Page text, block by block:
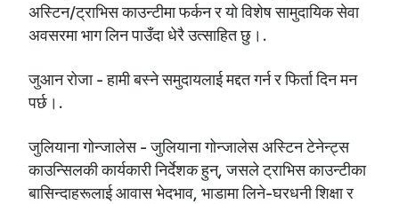
अस्टिन/ट्राभिस काउन्टीमा फर्कन र यो विशेष सामुदायिक सेवा
अवसरमा भाग लिन पाउँदा धेरै उत्साहित छु।.
जुआन रोजा - हामी बस्ने समुदायलाई मद्दत गर्न र फिर्ता दिन मन
पर्छ।.
जुलियाना गोन्जालेस - जुलियाना गोन्जालेस अस्टिन टेनेन्ट्स
काउन्सिलकी कार्यकारी निर्देशक हुन्, जसले ट्राभिस काउन्टीका
बासिन्दाहरूलाई आवास भेदभाव, भाडामा लिने-घरधनी शिक्षा र